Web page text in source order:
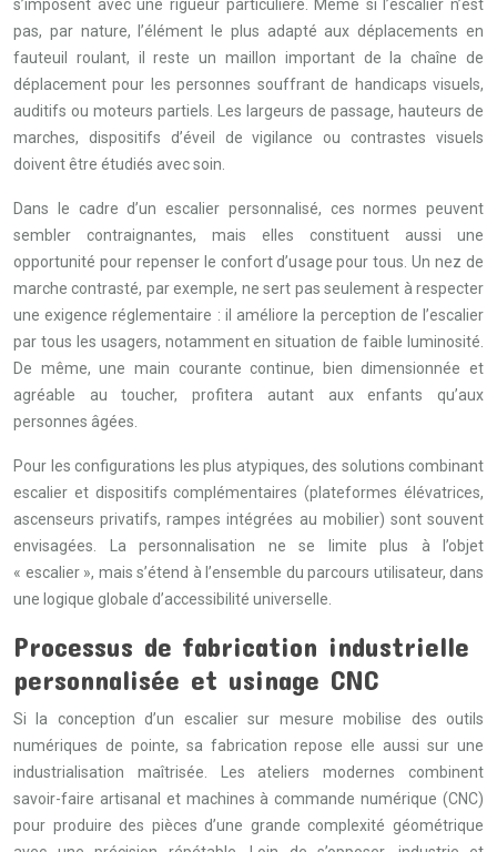
s’imposent avec une rigueur particulière. Même si l’escalier n’est
pas, par nature, l’élément le plus adapté aux déplacements en
fauteuil roulant, il reste un maillon important de la chaîne de
déplacement pour les personnes souffrant de handicaps visuels,
auditifs ou moteurs partiels. Les largeurs de passage, hauteurs de
marches, dispositifs d’éveil de vigilance ou contrastes visuels
doivent être étudiés avec soin.
Dans le cadre d’un escalier personnalisé, ces normes peuvent
sembler contraignantes, mais elles constituent aussi une
opportunité pour repenser le confort d’usage pour tous. Un nez de
marche contrasté, par exemple, ne sert pas seulement à respecter
une exigence réglementaire : il améliore la perception de l’escalier
par tous les usagers, notamment en situation de faible luminosité.
De même, une main courante continue, bien dimensionnée et
agréable au toucher, profitera autant aux enfants qu’aux
personnes âgées.
Pour les configurations les plus atypiques, des solutions combinant
escalier et dispositifs complémentaires (plateformes élévatrices,
ascenseurs privatifs, rampes intégrées au mobilier) sont souvent
envisagées. La personnalisation ne se limite plus à l’objet
« escalier », mais s’étend à l’ensemble du parcours utilisateur, dans
une logique globale d’accessibilité universelle.
Processus de fabrication industrielle
personnalisée et usinage CNC
Si la conception d’un escalier sur mesure mobilise des outils
numériques de pointe, sa fabrication repose elle aussi sur une
industrialisation maîtrisée. Les ateliers modernes combinent
savoir-faire artisanal et machines à commande numérique (CNC)
pour produire des pièces d’une grande complexité géométrique